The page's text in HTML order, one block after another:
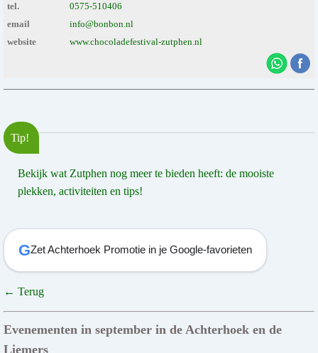
tel.
0575-510406
email
info@bonbon.nl
website
www.chocoladefestival-zutphen.nl
Tip!
Bekijk wat Zutphen nog meer te bieden heeft: de mooiste
plekken, activiteiten en tips!
GZet Achterhoek Promotie in je Google-favorieten
← Terug
Evenementen in september in de Achterhoek en de
Liemers